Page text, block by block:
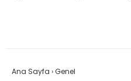
Ana Sayfa ›Genel